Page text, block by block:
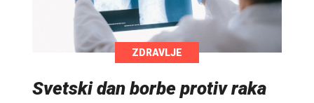
ZDRAVLJE
Svetski dan borbe protiv raka